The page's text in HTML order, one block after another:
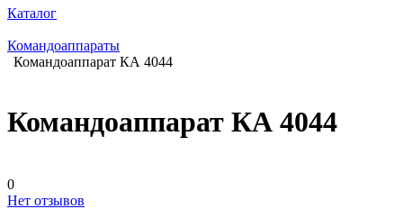
Каталог
Командоаппараты
Командоаппарат КА 4044
Командоаппарат КА 4044
0
Нет отзывов